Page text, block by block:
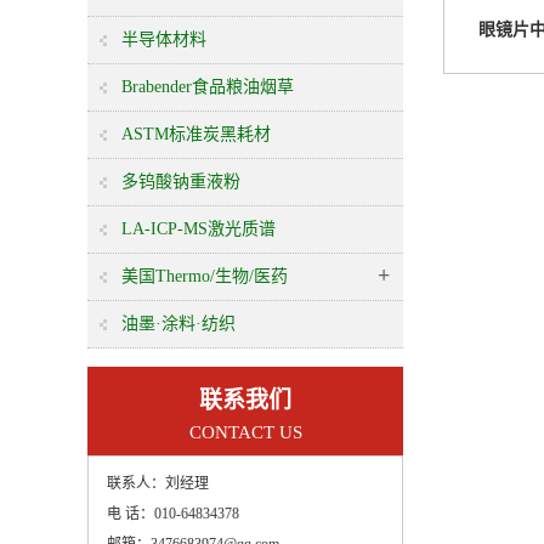
半导体材料
Brabender食品粮油烟草
ASTM标准炭黑耗材
多钨酸钠重液粉
LA-ICP-MS激光质谱
美国Thermo/生物/医药 +
油墨·涂料·纺织
联系我们
CONTACT US
联系人： 刘经理
电 话： 010-64834378
眼镜片